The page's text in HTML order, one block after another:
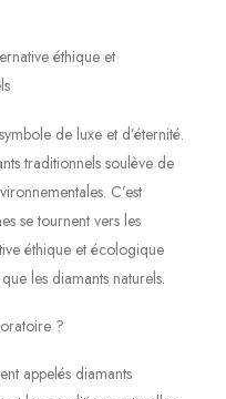
éthique et
de luxe et d’éternité.
traditionnels soulève de
C’est
se tournent vers les
éthique et écologique
les diamants naturels.
?
appelés diamants